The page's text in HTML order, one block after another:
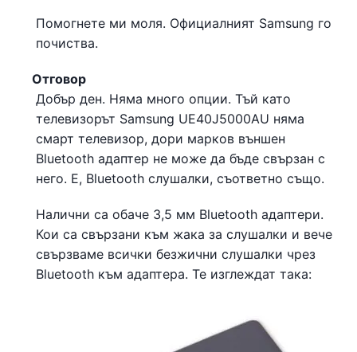
Помогнете ми моля. Официалният Samsung го
почиства.
Отговор
Добър ден. Няма много опции. Тъй като
телевизорът Samsung UE40J5000AU няма
смарт телевизор, дори марков външен
Bluetooth адаптер не може да бъде свързан с
него. Е, Bluetooth слушалки, съответно също.
Налични са обаче 3,5 мм Bluetooth адаптери.
Кои са свързани към жака за слушалки и вече
свързваме всички безжични слушалки чрез
Bluetooth към адаптера. Те изглеждат така: